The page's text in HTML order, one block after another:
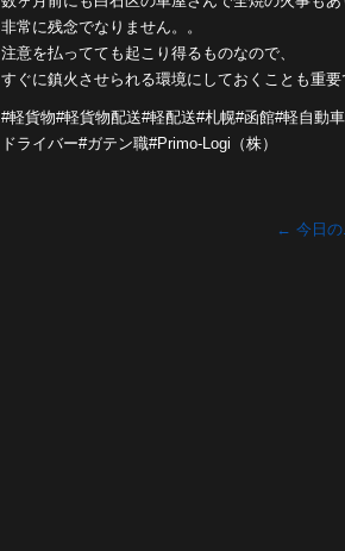
非常に残念でなりません。。
注意を払ってても起こり得るものなので、
すぐに鎮火させられる環境にしておくことも重要
#軽貨物#軽貨物配送#軽配送#札幌#函館#軽自動
ドライバー#ガテン職#Primo-Logi（株）
← 今日